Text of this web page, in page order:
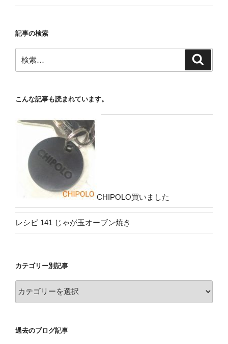
記事の検索
索:
こんな記事も読まれています。
CHIPOLO買いました
レシピ 141 じゃが玉オーブン焼き
カテゴリー別記事
テ
ー
過去のブログ記事